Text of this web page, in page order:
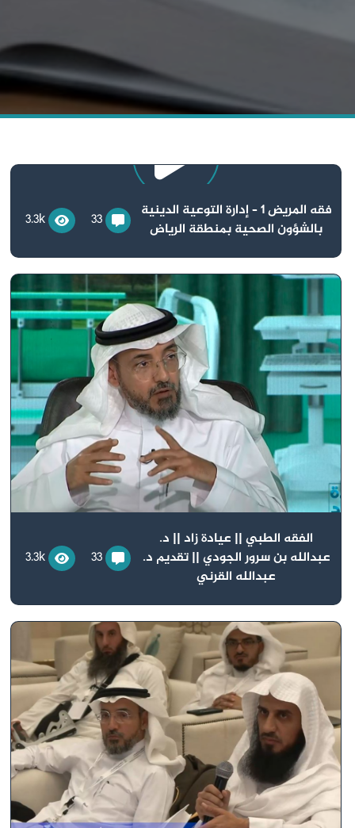
فقه المريض 1 – إدارة التوعية الدينية
بالشؤون الصحية بمنطقة الرياض
33
3.3k
الفقه الطبي || عيادة زاد || د.
عبدالله بن سرور الجودي || تقديم د.
عبدالله القرني
33
3.3k